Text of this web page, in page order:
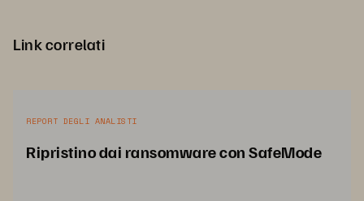
Link correlati
REPORT DEGLI ANALISTI
Ripristino dai ransomware con SafeMode